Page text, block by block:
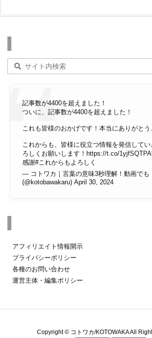
記事数が4400を超えました！
ついに、記事数が4400を超えました！
これも皆様のおかげです！本当にありがとう
これからも、皆様に役立つ情報を発信してい
ろしくお願いします！ https://t.co/
感謝#これからもよろしく
— コトワカ｜言葉の意味3秒理解！動画でも
(@kotobawakaru) April 30, 2024
アフィリエイト情報開示
プライバシーポリシー
各種のお問い合わせ
運営主体・編集ポリシー
Copyright © コトワカ/KOTOWAKAAll